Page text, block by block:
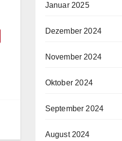
Januar 2025
Dezember 2024
November 2024
Oktober 2024
September 2024
August 2024